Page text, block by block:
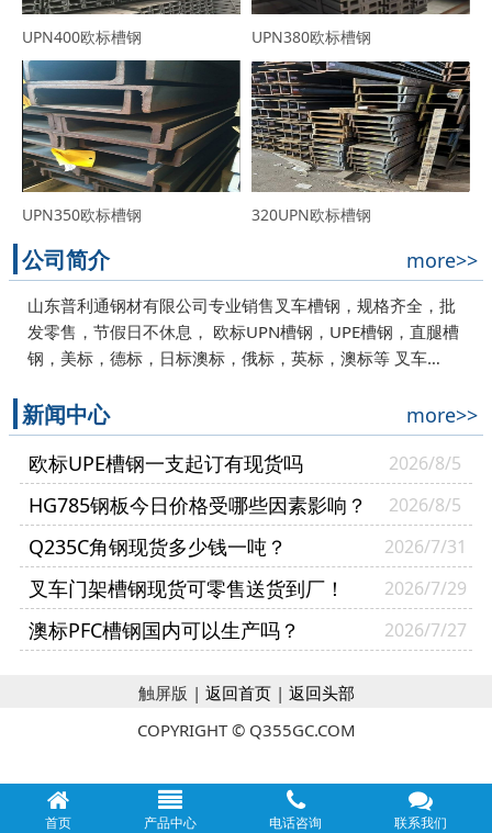
首页 产品中心 电话咨询 联系我们
UPN400欧标槽钢 UPN380欧标槽钢
UPN350欧标槽钢 320UPN欧标槽钢
公司简介 more>>
山东普利通钢材有限公司专业销售叉车槽钢，规格齐全，批
发零售，节假日不休息， 欧标UPN槽钢，UPE槽钢，直腿槽
钢，美标，德标，日标澳标，俄标，英标，澳标等 叉车…
新闻中心
more>>
欧标UPE槽钢一支起订有现货吗
2026/8/5
HG785钢板今日价格受哪些因素影响？ 2026/8/5
Q235C角钢现货多少钱一吨？ 2026/7/31
叉车门架槽钢现货可零售送货到厂！ 2026/7/29
澳标PFC槽钢国内可以生产吗？ 2026/7/27
触屏版 | 返回首页| 返回头部
COPYRIGHT © Q355GC.COM